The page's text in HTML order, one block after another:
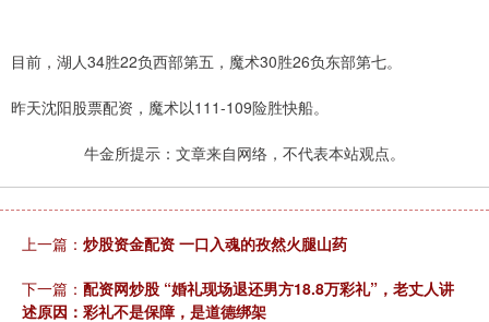
目前，湖人34胜22负西部第五，魔术30胜26负东部第七。
昨天沈阳股票配资，魔术以111-109险胜快船。
牛金所提示：文章来自网络，不代表本站观点。
上一篇： 炒股资金配资 一口入魂的孜然火腿山药
下一篇： 配资网炒股 “婚礼现场退还男方18.8万彩礼”，老丈人讲
述原因：彩礼不是保障，是道德绑架